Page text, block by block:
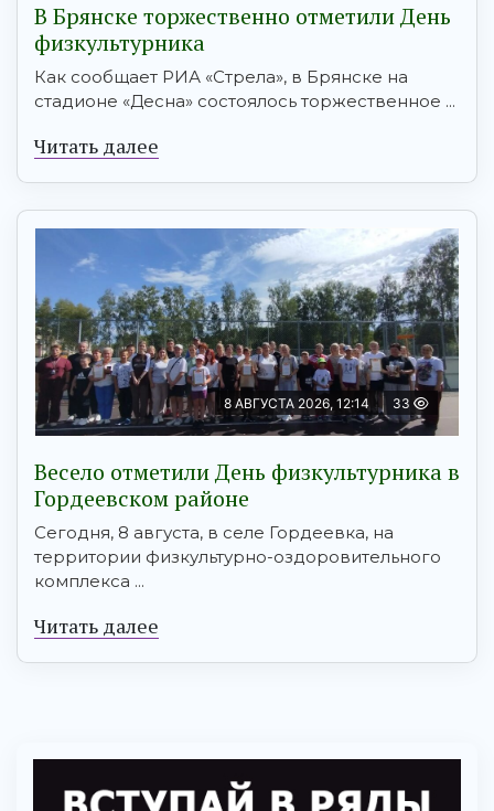
В Брянске торжественно отметили День
физкультурника
Как сообщает РИА «Стрела», в Брянске на
стадионе «Десна» состоялось торжественное ...
Читать далее
8 АВГУСТА 2026, 12:14 33
Весело отметили День физкультурника в
Гордеевском районе
Сегодня, 8 августа, в селе Гордеевка, на
территории физкультурно-оздоровительного
комплекса ...
Читать далее